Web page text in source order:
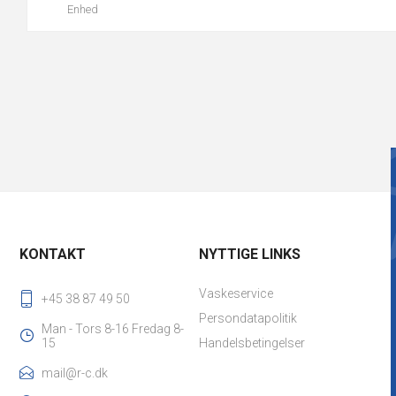
Enhed
KONTAKT
+45 38 87 49 50
Man - Tors 8-16 Fredag 8-
15
mail@r-c.dk
NYTTIGE LINKS
Vaskeservice
Persondatapolitik
Handelsbetingelser